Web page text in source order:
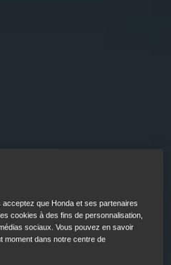
que Honda et ses partenaires
cookies à des fins de personnalisation,
sociaux. Vous pouvez en savoir
moment dans notre centre de